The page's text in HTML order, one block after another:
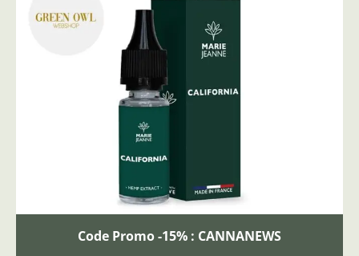
Code Promo -15% : CANNANEWS